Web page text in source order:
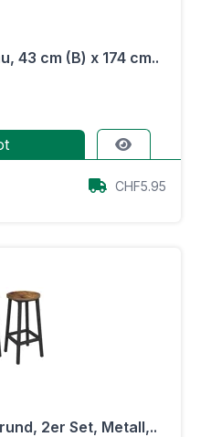
43 cm (B) x 174 cm..
CHF5.95
2er Set, Metall,..